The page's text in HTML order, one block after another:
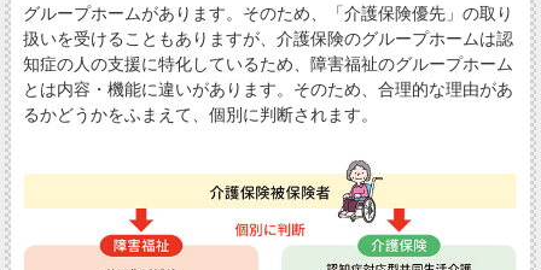
グループホームがあります。そのため、「介護保険優先」の取り
扱いを受けることもありますが、介護保険のグループホームは認
知症の人の支援に特化しているため、障害福祉のグループホーム
とは内容・機能に違いがあります。そのため、合理的な理由があ
るかどうかをふまえて、個別に判断されます。